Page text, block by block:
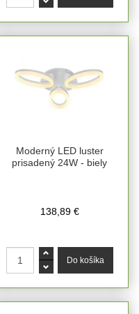
Moderný LED luster
prisadený 24W - biely
138,89 €